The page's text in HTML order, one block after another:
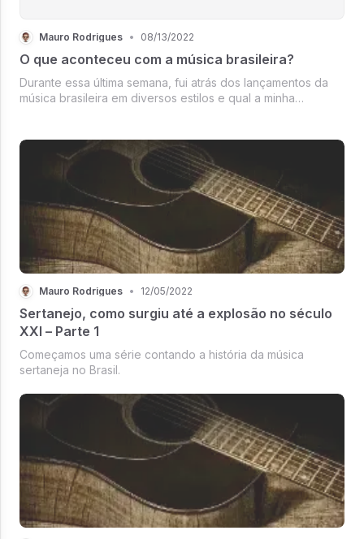
Mauro Rodrigues • 08/13/2022
O que aconteceu com a música brasileira?
Durante essa última semana, fui atrás dos lançamentos da
música brasileira em diversos estilos e qual a minha
Mauro Rodrigues • 12/05/2022
Sertanejo, como surgiu até a explosão no século
XXI – Parte 1
Começamos uma série contando a história da música
sertaneja no Brasil.